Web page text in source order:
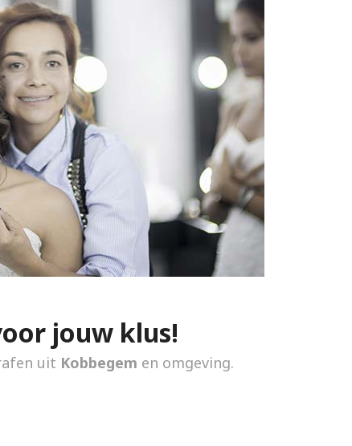
jouw klus!
uit Kobbegem en omgeving.